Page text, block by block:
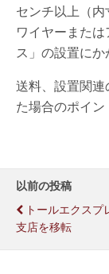
センチ以上（
ワイヤーまた
ス」の設置にか
送料、設置関
た場合のポイン
以前の投稿
トールエクスプ
支店を移転